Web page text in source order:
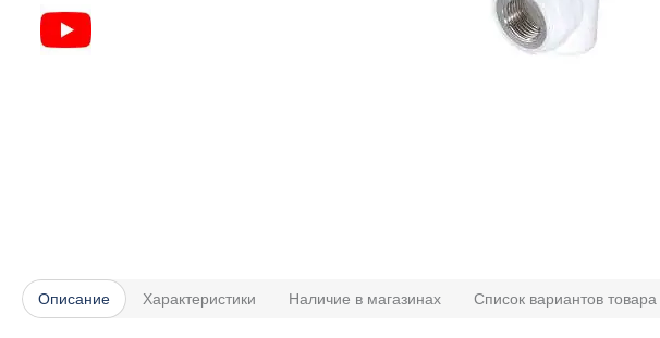
Описание Характеристики Наличие в магазинах Список вариантов товара